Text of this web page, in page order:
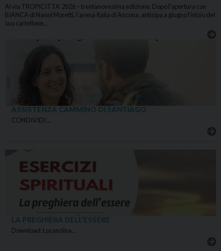
Al via TROPICITTA’ 2026 – trentanovesima edizione. Dopo l’apertura con
BIANCA di Nanni Moretti, l’arena Italia di Ancona, anticipa a giugno l’inizio del
suo cartellone…
ASSISTENZA CAMMINO DI SANTIAGO
CONDIVIDI…
LA PREGHIERA DELL’ESSERE
Download: Locandina…